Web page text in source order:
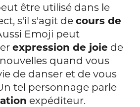
être utilisé dans le
s'il s'agit decours de
Emoji peut
expression de joie de
quand vous
de danser et de vous
tel personnage parle
expéditeur.